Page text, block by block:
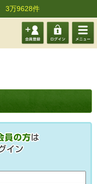
3万9628件
会員登 ログイ メニュ